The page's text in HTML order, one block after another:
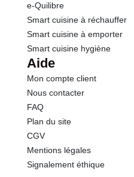
e-Quilibre
Smart cuisine à réchauffer
Smart cuisine à emporter
Smart cuisine hygiène
Aide
Mon compte client
Nous contacter
FAQ
Plan du site
CGV
Mentions légales
Signalement éthique